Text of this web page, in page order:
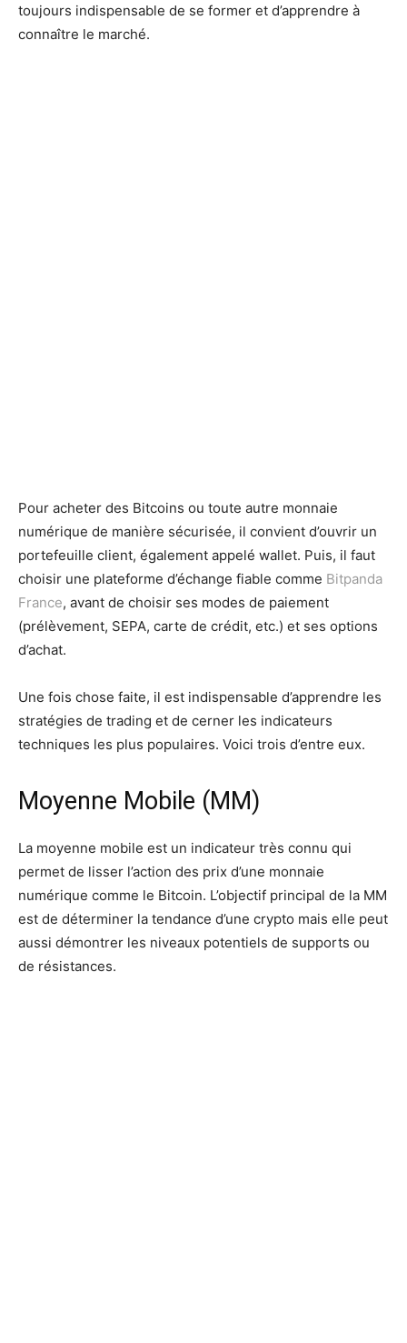
toujours indispensable de se former et d’apprendre à
connaître le marché.
Pour acheter des Bitcoins ou toute autre monnaie
numérique de manière sécurisée, il convient d’ouvrir un
portefeuille client, également appelé wallet. Puis, il faut
choisir une plateforme d’échange fiable comme Bitpanda
France, avant de choisir ses modes de paiement
(prélèvement, SEPA, carte de crédit, etc.) et ses options
d’achat.
Une fois chose faite, il est indispensable d’apprendre les
stratégies de trading et de cerner les indicateurs
techniques les plus populaires. Voici trois d’entre eux.
Moyenne Mobile (MM)
La moyenne mobile est un indicateur très connu qui
permet de lisser l’action des prix d’une monnaie
numérique comme le Bitcoin. L’objectif principal de la MM
est de déterminer la tendance d’une crypto mais elle peut
aussi démontrer les niveaux potentiels de supports ou
de résistances.